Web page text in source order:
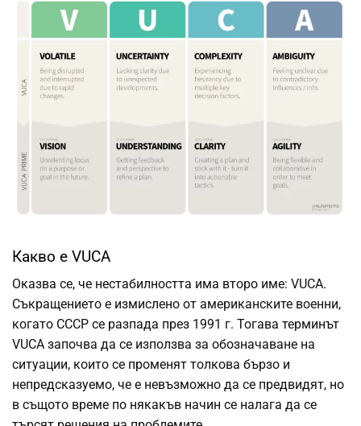
Какво е VUCA
Оказва се, че нестабилността има второ име: VUCA.
Съкращението е измислено от американските военни,
когато СССР се разпада през 1991 г. Тогава терминът
VUCA започва да се използва за обозначаване на
ситуации, които се променят толкова бързо и
непредсказуемо, че е невъзможно да се предвидят, но
в същото време по някакъв начин се налага да се